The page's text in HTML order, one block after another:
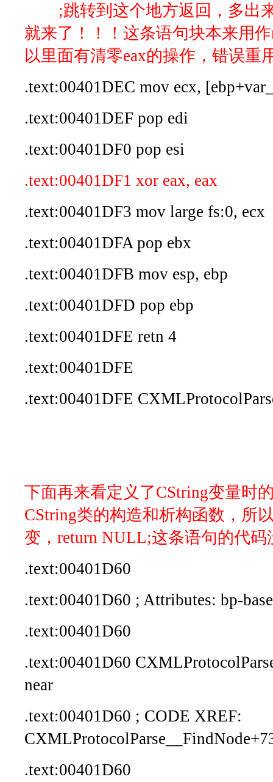
;跳转到这个地方返回，多出
就来了！！！这条语句块本来用
以里面有清零eax的操作，错误重
.text:00401DEC mov ecx,
.text:00401DEF pop edi
.text:00401DF0 pop esi
.text:00401DF1 xor eax, eax
.text:00401DF3 mov large fs:0, ecx
.text:00401DFA pop ebx
.text:00401DFB mov esp, ebp
.text:00401DFD pop ebp
.text:00401DFE retn 4
.text:00401DFE
.text:00401DFE
下面再来看定义了CString变量时
CString类的构造和析构函数，所
变，return NULL;这条语句的代码
.text:00401D60
.text:00401D60 ; Attributes: bp-
.text:00401D60
.text:00401D60
near
.text:00401D60 ; CODE XREF:
.text:00401D60